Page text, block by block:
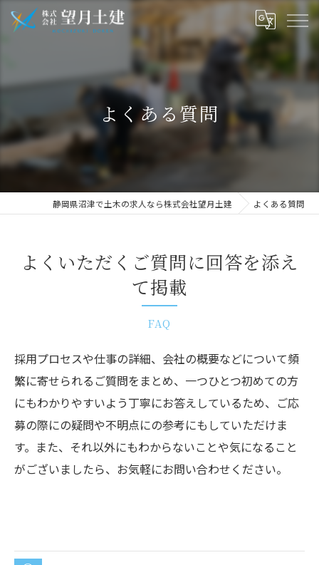
よくある質問
静岡県沼津で土木の求人なら株式会社望月土建 よくある質問
よくいただくご質問に回答を添え
て掲載
FAQ
採用プロセスや仕事の詳細、会社の概要などについて頻
繁に寄せられるご質問をまとめ、一つひとつ初めての方
にもわかりやすいよう丁寧にお答えしているため、ご応
募の際にの疑問や不明点にの参考にもしていただけま
す。また、それ以外にもわからないことや気になること
がございましたら、お気軽にお問い合わせください。